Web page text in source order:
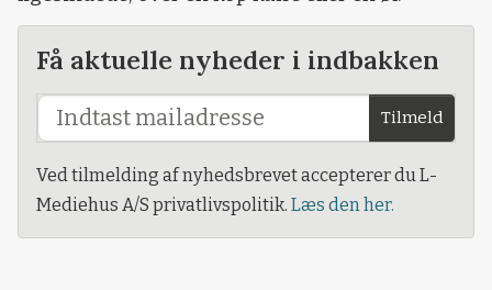
Få aktuelle nyheder i indbakken
Tilmeld
Ved tilmelding af nyhedsbrevet accepterer du L-
Mediehus A/S privatlivspolitik. Læs den her.